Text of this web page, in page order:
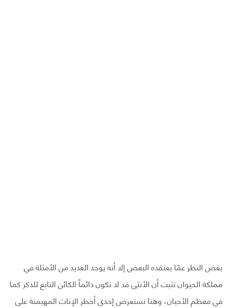
بغض النظر عمّا يعتقده البعض إلا أنه يوجد العديد من الأمثلة في
مملكة الحيوان تثبت أن الأنثى قد لا تكون دائماً الكائن التابع للذكر كما
في معظم الأحيان، وهنا نستعرض إحدى أخطر الإناث المهيمنة على